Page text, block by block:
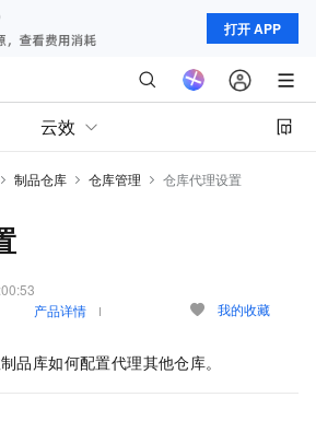
打开 APP
云效
制品仓库 仓库管理 仓库代理设置
产品详情 我的收藏
品库如何配置代理其他仓库。